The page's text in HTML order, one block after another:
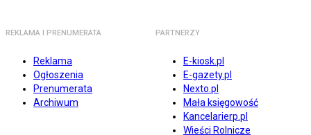
REKLAMA I PRENUMERATA
Reklama
Ogłoszenia
Prenumerata
Archiwum
PARTNERZY
E-kiosk.pl
E-gazety.pl
Nexto.pl
Mała księgowość
Kancelarierp.pl
Wieści Rolnicze